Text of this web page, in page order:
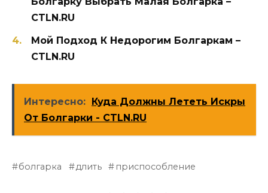
CTLN.RU
Мой Подход К Недорогим Болгаркам –
CTLN.RU
Интересно: Куда Должны Лететь Искры
От Болгарки - CTLN.RU
болгарка длить приспособление